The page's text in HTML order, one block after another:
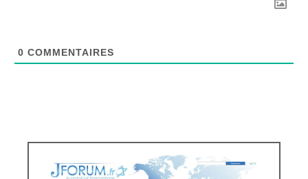
0 COMMENTAIRES